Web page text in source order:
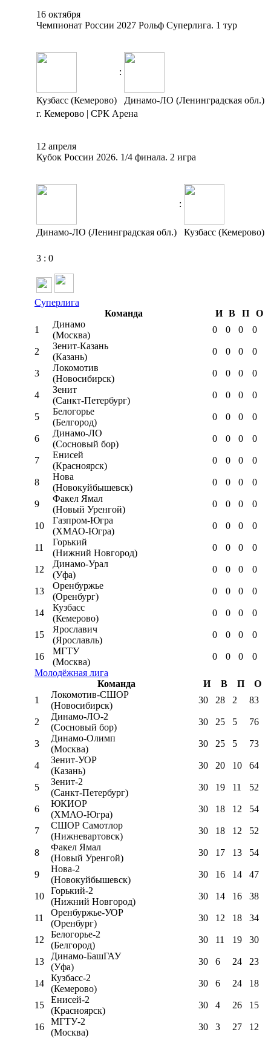
16 октября
Чемпионат России 2027 Рольф Суперлига. 1 тур
:
Кузбасс (Кемерово)
Динамо-ЛО (Ленинградская обл.)
г. Кемерово | СРК Арена
12 апреля
Кубок России 2026. 1/4 финала. 2 игра
:
Динамо-ЛО (Ленинградская обл.) Кузбасс (Кемерово)
3 : 0
Суперлига
Команда
И В П
О
1
Динамо
(Москва)
0 0 0 0
2
Зенит-Казань
(Казань)
0 0 0 0
3
Локомотив
(Новосибирск)
0 0 0 0
4
Зенит
(Санкт-Петербург)
0 0 0 0
5
Белогорье
(Белгород)
0 0 0 0
6
Динамо-ЛО
(Сосновый бор)
0 0 0 0
7
Енисей
(Красноярск)
0 0 0 0
8
Нова
(Новокуйбышевск)
0 0 0 0
9
Факел Ямал
(Новый Уренгой)
0 0 0 0
10
Газпром-Югра
(ХМАО-Югра)
0 0 0 0
11
Горький
(Нижний Новгород)
0 0 0 0
12
Динамо-Урал
(Уфа)
0 0 0 0
13
Оренбуржье
(Оренбург)
0 0 0 0
14
Кузбасс
(Кемерово)
0 0 0 0
15
Ярославич
(Ярославль)
0 0 0 0
16
МГТУ
(Москва)
0 0 0
0
Молодёжная лига
Команда
И В П
О
1
Локомотив-CШОР
(Новосибирск)
30 28 2 83
2
Динамо-ЛО-2
(Сосновый бор)
30 25 5 76
3
Динамо-Олимп
(Москва)
30 25 5 73
4
Зенит-УОР
(Казань)
30 20 10 64
5
Зенит-2
(Санкт-Петербург)
30 19 11 52
6
ЮКИОР
(ХМАО-Югра)
30 18 12 54
7
СШОР Самотлор
(Нижневартовск)
30 18 12 52
8
Факел Ямал
(Новый Уренгой)
30 17 13 54
9
Нова-2
(Новокуйбышевск)
30 16 14 47
10
Горький-2
(Нижний Новгород)
30 14 16 38
11
Оренбуржье-УОР
(Оренбург)
30 12 18 34
12
Белогорье-2
(Белгород)
30 11 19 30
13
Динамо-БашГАУ
(Уфа)
30 6 24 23
14
Кузбасс-2
(Кемерово)
30 6 24 18
15
Енисей-2
(Красноярск)
30 4 26 15
16
МГТУ-2
(Москва)
30 3 27 12